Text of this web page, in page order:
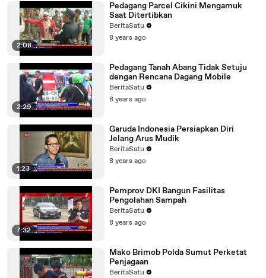
2:08
Pedagang Parcel Cikini Mengamuk
Saat Ditertibkan
BeritaSatu
8 years ago
2:29
Pedagang Tanah Abang Tidak Setuju
dengan Rencana Dagang Mobile
BeritaSatu
8 years ago
1:23
Garuda Indonesia Persiapkan Diri
Jelang Arus Mudik
BeritaSatu
8 years ago
7:32
Pemprov DKI Bangun Fasilitas
Pengolahan Sampah
BeritaSatu
8 years ago
Mako Brimob Polda Sumut Perketat
Penjagaan
BeritaSatu